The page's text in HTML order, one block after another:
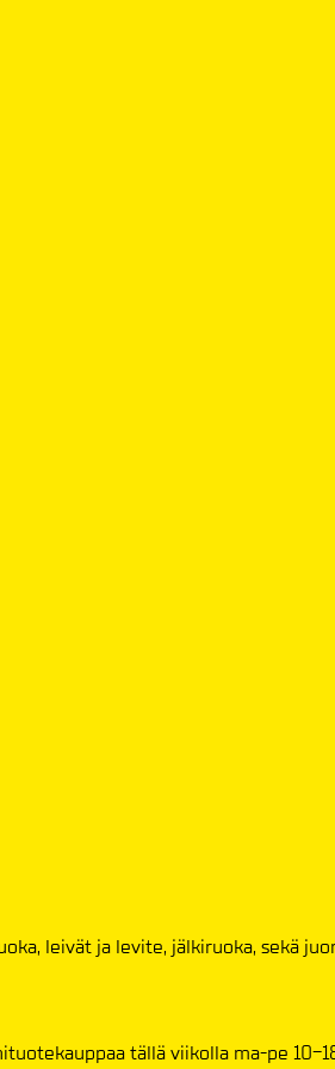
leivät ja levite, jälkiruoka, sekä
tällä viikolla ma-pe 10-